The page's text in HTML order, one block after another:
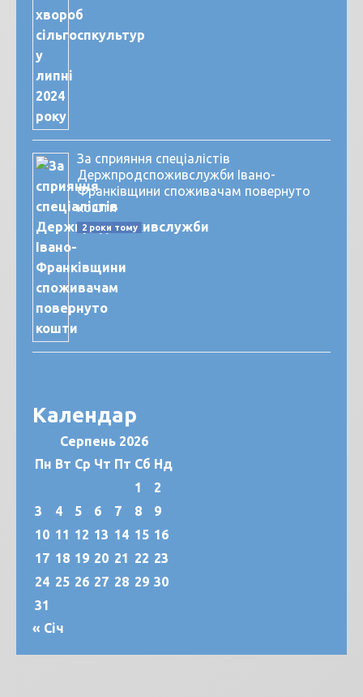
За сприяння спеціалістів
Держпродспоживслужби Івано-
Франківщини споживачам повернуто
кошти
2 роки тому
Календар
Серпень 2026
Пн Вт Ср Чт Пт Сб Нд
1
2
3
4 5 6 7 8
9
10 11 12 13 14 15 16
17 18 19 20 21 22 23
24 25 26 27 28 29 30
31
« Січ